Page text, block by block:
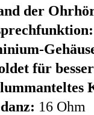
der
für
16 Ohm